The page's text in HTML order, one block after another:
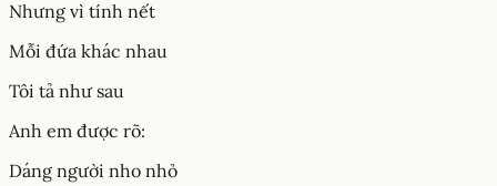
Nhưng vì tính nết
Mỗi đứa khác nhau
Tôi tả như sau
Anh em được rõ:
Dáng người nho nhỏ